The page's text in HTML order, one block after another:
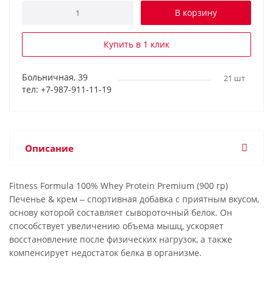
В корзину
Купить в 1 клик
Больничная, 39
тел: +7-987-911-11-19
21 шт
Описание
Fitness Formula 100% Whey Protein Premium (900 гр)
Печенье & крем ‒ спортивная добавка с приятным вкусом,
основу которой составляет сывороточный белок. Он
способствует увеличению объема мышц, ускоряет
восстановление после физических нагрузок, а также
компенсирует недостаток белка в организме.